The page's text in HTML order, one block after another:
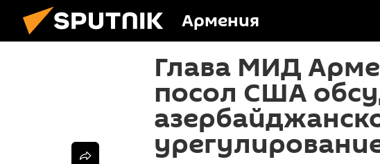
Армения
Глава МИД
посол США